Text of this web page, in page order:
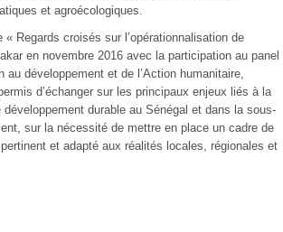
et agroécologiques.
Regards croisés sur l’opérationnalisation de
en novembre 2016 avec la participation au panel
au développement et de l’Action humanitaire,
d’échanger sur les principaux enjeux liés à la
durable au Sénégal et dans la sous-
sur la nécessité de mettre en place un cadre de
et adapté aux réalités locales, régionales et